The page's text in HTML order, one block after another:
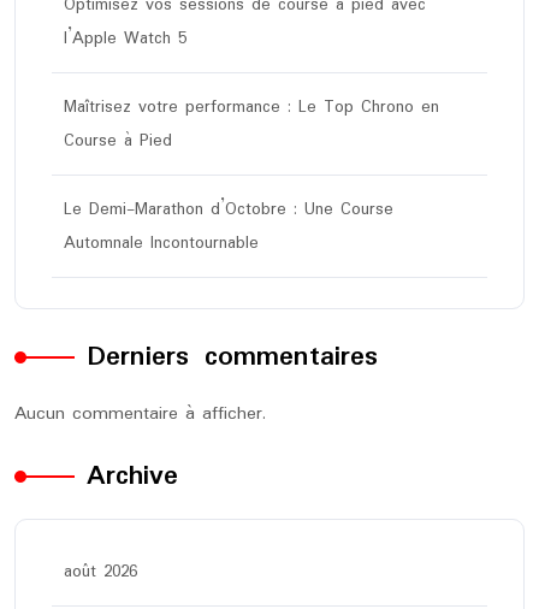
l’Apple Watch 5
Maîtrisez votre performance : Le Top Chrono en
Course à Pied
Le Demi-Marathon d’Octobre : Une Course
Automnale Incontournable
Derniers commentaires
Aucun commentaire à afficher.
Archive
août 2026